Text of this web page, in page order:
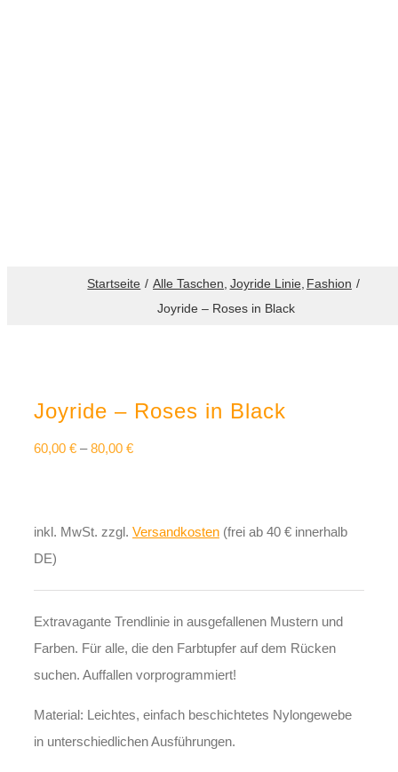
Startseite Alle Taschen Joyride Linie Fashion
Joyride – Roses in Black
Joyride – Roses in Black
60,00 € –80,00 €
inkl. MwSt. zzgl. Versandkosten (frei ab 40 € innerhalb
DE)
Extravagante Trendlinie in ausgefallenen Mustern und
Farben. Für alle, die den Farbtupfer auf dem Rücken
suchen. Auffallen vorprogrammiert!
Material: Leichtes, einfach beschichtetes Nylongewebe
in unterschiedlichen Ausführungen.